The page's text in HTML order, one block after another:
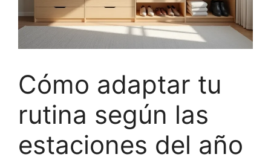
Cómo adaptar tu
rutina según las
estaciones del año